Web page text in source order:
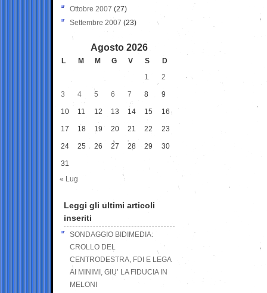
Ottobre 2007 (27)
Settembre 2007 (23)
Agosto 2026
L M M G V S
D
1
2
3 4 5 6 7 8 9
10 11 12 13 14 15 16
17 18 19 20 21 22 23
24 25 26 27 28 29 30
31
« Lug
Leggi gli ultimi articoli
inseriti
SONDAGGIO BIDIMEDIA:
CROLLO DEL
CENTRODESTRA, FDI E LEGA
AI MINIMI, GIU’ LA FIDUCIA IN
MELONI